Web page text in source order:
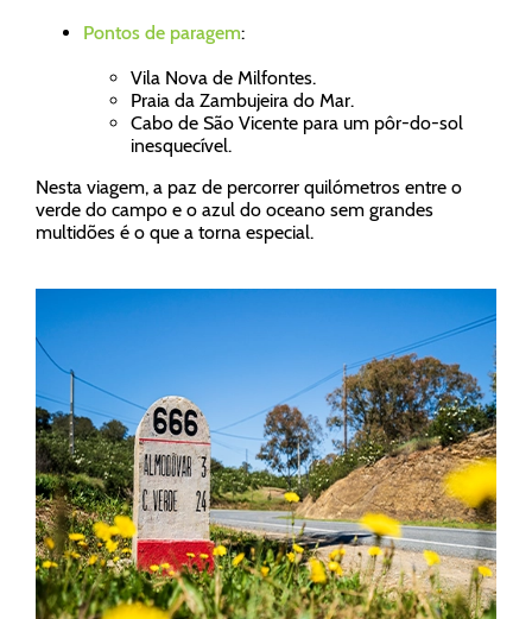
Pontos de paragem:
Vila Nova de Milfontes.
Praia da Zambujeira do Mar.
Cabo de São Vicente para um pôr-do-sol
inesquecível.
Nesta viagem, a paz de percorrer quilómetros entre o
verde do campo e o azul do oceano sem grandes
multidões é o que a torna especial.